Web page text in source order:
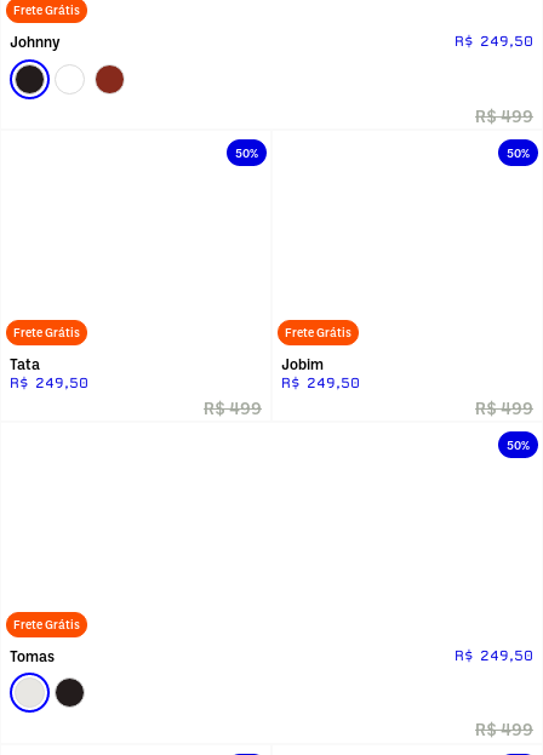
Frete Grátis
Johnny R$ 249,50
R$ 499
50%
Frete Grátis
Tata
R$ 249,50
R$ 499
50%
Frete Grátis
Tomas R$ 249,50
R$ 499
50%
Frete Grátis
Jobim
R$ 249,50
R$ 499